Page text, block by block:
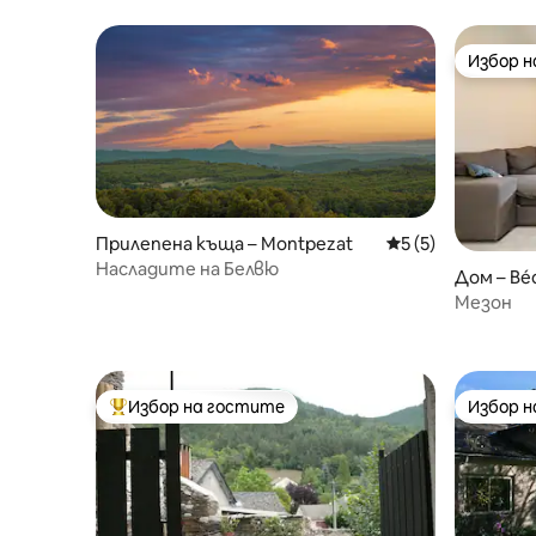
Прилепена къща – Montpezat Средна оценка:
5 (5)
Насладите на Белвю
Избор
Избор
Дом –
Мезон
Най-популярен избор на гостите
Избор на гостите Избор
Избор